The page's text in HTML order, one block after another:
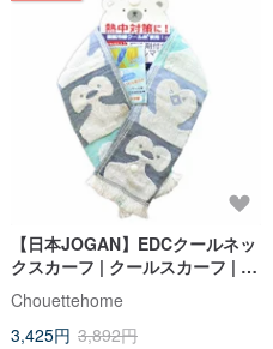
【日本JOGAN】EDCクールネッ
クスカーフ | クールスカーフ | 冷
感 | 新技術で涼しく
Chouettehome
3,425円 3,892円